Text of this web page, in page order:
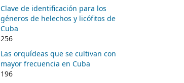
Clave de identificación para los
géneros de helechos y licófitos de
Cuba
256
Las orquídeas que se cultivan con
mayor frecuencia en Cuba
196